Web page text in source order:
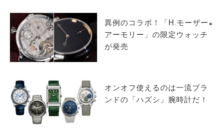
異例のコラボ！「H.モーザー×
アーモリー」の限定ウォッチ
が発売
オンオフ使えるのは一流ブラ
ンドの「ハズシ」腕時計だ！